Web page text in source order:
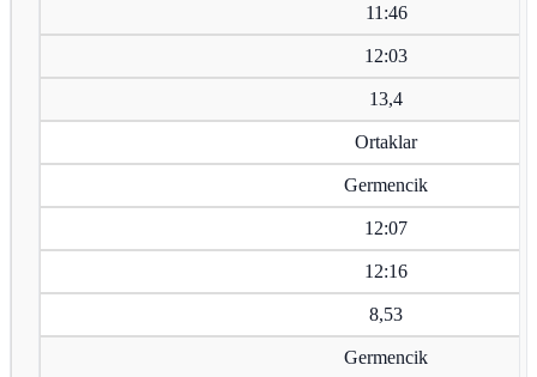
11:46
12:03
13,4
Ortaklar
Germencik
12:07
12:16
8,53
Germencik